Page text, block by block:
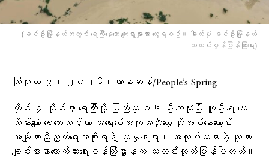
(ခင်ဦးမြို့နယ်အတွင်း ရေကြီးနေသော ကျေးရွာများအား တွေ့ရစဥ်။ ဓါတ်ပုံ-ခင်ဦးမြို့နယ်
သတင်းမှန်ပြန်ကြားရေး)
သြဂုတ် ၉၊ ၂၀၂၆။ဟာနာဆန်/People’s Spring
တိုင်း ၄ တိုင်းမှာ ရေကြီးလို့ ပြည်သူ ၁၆ ဦးသေဆုံးပြီး လူဦးရေ လေး
သိန်းကျော် ရေဘေးသင့်ကာ အရေးပေါ်အကူအညီတွေ လိုအပ်နေကြောင်း
အမျိုးသားညီညွတ်ရေးအစိုးရရဲ့ လူမှုရေးရာ၊ အလုပ်သမားနဲ့ လူသား
ချင်းစာနာထောက်ထားရေးဝန်ကြီးဌာနက သတင်းထုတ်ပြန်ပါတယ်။